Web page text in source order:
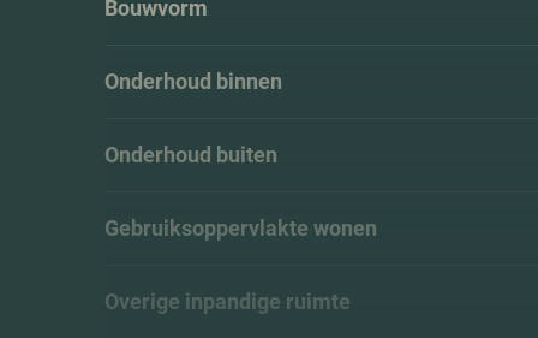
Bouwvorm
Onderhoud binnen
Onderhoud buiten
Gebruiksoppervlakte wonen
Overige inpandige ruimte